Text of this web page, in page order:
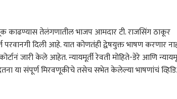
काढण्यास तेलंगणातील भाजप आमदार टी. राजसिंग ठाकूर
दिली आहे. यात कोणतंही द्वेषयुक्त भाषण करणार
जारी केले आहेत. न्यायमूर्ती रेवती मोहिते-डेरे आणि
या संपूर्ण मिरवणूकीचे तसेच सभेत केलेल्या भाषणांचं